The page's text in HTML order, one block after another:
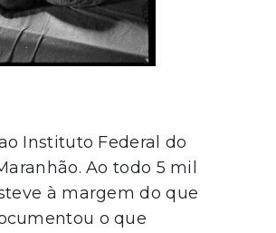
Instituto Federal do
Ao todo 5 mil
à margem do que
o que